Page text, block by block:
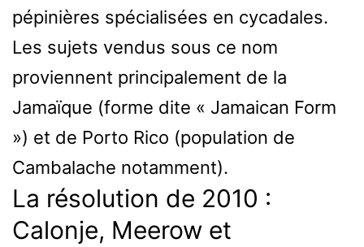
pépinières spécialisées en cycadales.
Les sujets vendus sous ce nom
proviennent principalement de la
Jamaïque (forme dite « Jamaican Form
») et de Porto Rico (population de
Cambalache notamment).
La résolution de 2010 :
Calonje, Meerow et